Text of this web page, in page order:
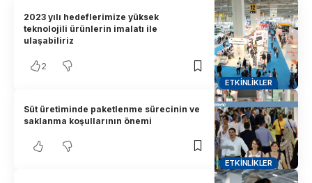
ETKINLIKLER
2023 yılı hedeflerimize yüksek
teknolojili ürünlerin imalatı ile
ulaşabiliriz
2
ETKINLIKLER
Süt üretiminde paketlenme sürecinin ve
saklanma koşullarının önemi